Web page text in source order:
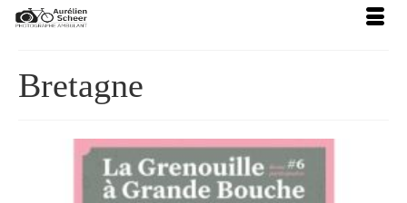
Bretagne